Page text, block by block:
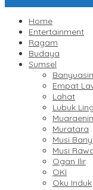
Home
Entertainment
Ragam
Budaya
Sumsel
Banyuasin
Empat
Lahat
Lubuk
Muratara
Musi
Musi
Ogan Ilir
OKI
Oku Induk